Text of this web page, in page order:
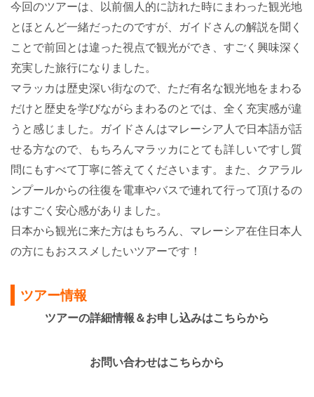
今回のツアーは、以前個人的に訪れた時にまわった観光地
とほとんど一緒だったのですが、
ガイドさんの解説を聞く
ことで前回とは違った視点で観光ができ、すごく興味深く
充実した旅行になりました。
マラッカは歴史深い街なので、ただ有名な観光地をまわる
だけと歴史を学びながらまわるのとでは、全く充実感が違
うと感じました。
ガイドさんはマレーシア人で日本語が話
せる方なので、もちろんマラッカにとても詳しいですし質
問にもすべて丁寧に答えてくださいます。
また、クアラル
ンプールからの往復を電車やバスで連れて行って頂けるの
はすごく安心感がありました。
日本から観光に来た方はもちろん、マレーシア在住日本人
の方にもおススメしたいツアーです！
ツアー情報
ツアーの詳細情報＆お申し込みはこちらから
お問い合わせはこちらから